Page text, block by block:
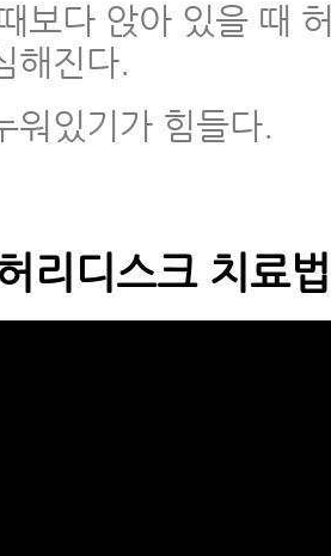
보다 앉아 있을 때
해진다.
워있기가 힘들다.
리디스크 치료법